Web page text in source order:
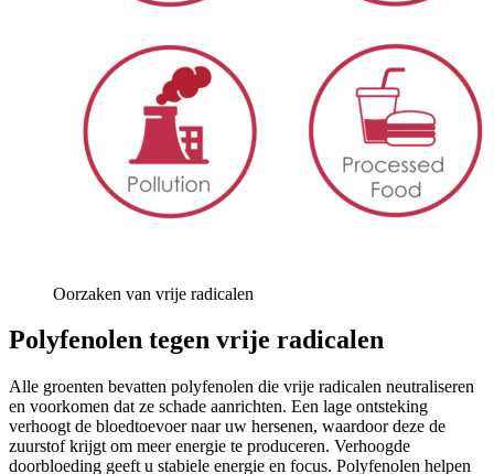
Oorzaken van vrije radicalen
Polyfenolen tegen vrije radicalen
Alle groenten bevatten polyfenolen die vrije radicalen neutraliseren
en voorkomen dat ze schade aanrichten. Een lage ontsteking
verhoogt de bloedtoevoer naar uw hersenen, waardoor deze de
zuurstof krijgt om meer energie te produceren. Verhoogde
doorbloeding geeft u stabiele energie en focus. Polyfenolen helpen